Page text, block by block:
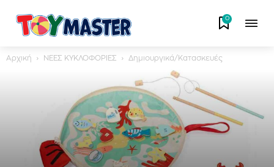
0
Αρχική ΝΕΕΣ ΚΥΚΛΟΦΟΡΙΕΣ Δημιουργικά/Κατασκευές